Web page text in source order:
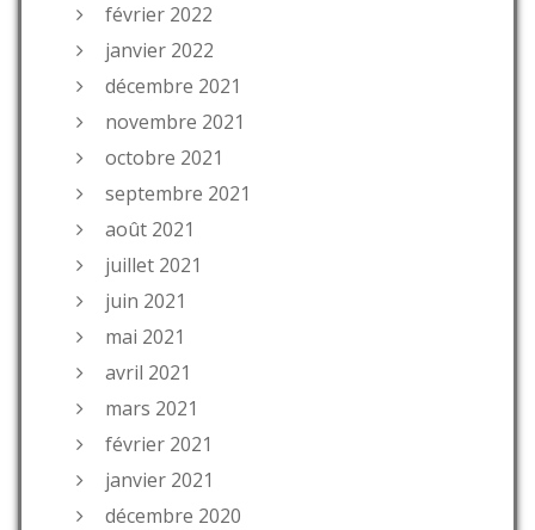
février 2022
janvier 2022
décembre 2021
novembre 2021
octobre 2021
septembre 2021
août 2021
juillet 2021
juin 2021
mai 2021
avril 2021
mars 2021
février 2021
janvier 2021
décembre 2020